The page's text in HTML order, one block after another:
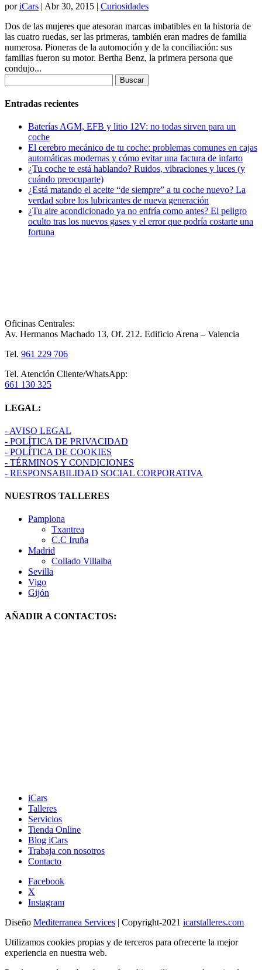
poriCars | Abr 30, 2015 | Curiosidades
Dos de las mujeres que atesoran marcas imbatibles en la historia de
las cuatro ruedas, ser las primeras, también eran madres de familia
numerosa. Pioneras de la automoción y de la conciliación: sus
familias fueron su motor. Bertha Benz, la primera persona que
condujo...
Entradas recientes
Baterías AGM, EFB y litio 12V: no todas sirven para un
coche
El cerebro mecánico de tu coche: problemas comunes en cajas
automáticas modernas y cómo evitar una factura de infarto
¿Tu coche te está hablando? Ruidos, vibraciones y luces (y
cuándo preocuparte)
¿Está matando el aceite “de siempre” a tu coche nuevo? La
verdad sobre los lubricantes de nueva generación
¿Tu aire acondicionado ya no enfría como antes? El peligro
oculto tras los nuevos gases y el error que podría costarte una
fortuna
Oficinas Centrales:
Av. Hermanos Machado 13, Of. 212. Edificio Arena – Valencia
Tel. 961 229 706
Tel. Atención Cliente/WhatsApp:
661 130 325
LEGAL:
- AVISO LEGAL
- POLÍTICA DE PRIVACIDAD
- POLÍTICA DE COOKIES
- TÉRMINOS Y CONDICIONES
- RESPONSABILIDAD SOCIAL CORPORATIVA
NUESTROS TALLERES
Pamplona
Txantrea
C.C Iruña
Madrid
Collado Villalba
Sevilla
Vigo
Gijón
AÑADIR A CONTACTOS:
iCars
Talleres
Servicios
Tienda Online
Blog iCars
Trabaja con nosotros
Contacto
Facebook
X
Instagram
Diseño Mediterranea Services | Copyright-2021 icarstalleres.com
Utilizamos cookies propias y de terceros para ofrecerte la mejor
experiencia en nuestra web.